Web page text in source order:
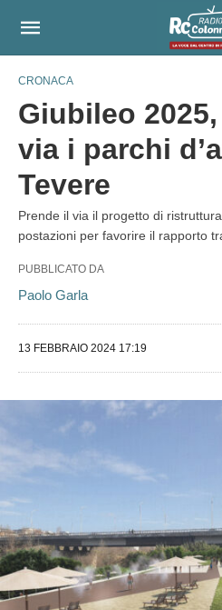
CRONACA
Giubileo
via i parchi
Tevere
Prende il via il progetto di
postazioni per favorire il rapporto
PUBBLICATO DA
Paolo Garla
13 FEBBRAIO 2024 17:19